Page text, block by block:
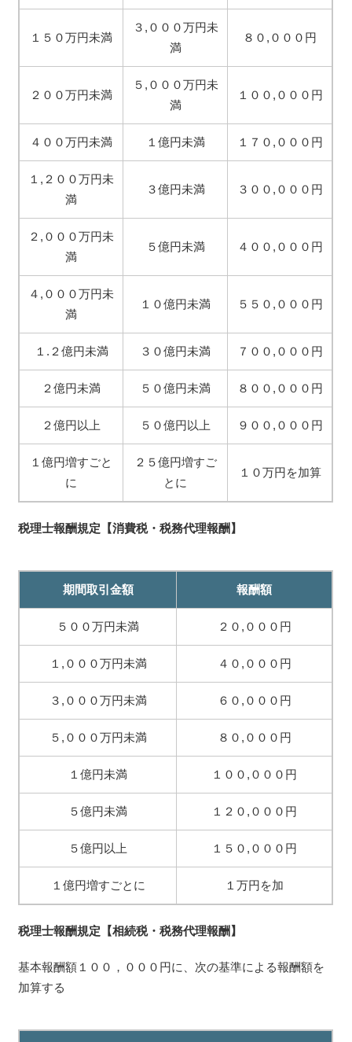
１５０万円未満
３,０００万円未
満
８０,０００円
２００万円未満
５,０００万円未
満
１００,０００円
４００万円未満 １億円未満 １７０,０００円
１,２００万円未
満
３億円未満 ３００,０００円
２,０００万円未
満
５億円未満 ４００,０００円
４,０００万円未
満
１０億円未満 ５５０,０００円
１.２億円未満 ３０億円未満 ７００,０００円
２億円未満 ５０億円未満 ８００,０００円
２億円以上 ５０億円以上 ９００,０００円
１億円増すごと
に
２５億円増すご
とに
１０万円を加算
税理士報酬規定【消費税・税務代理報酬】
期間取引金額 報酬額
５００万円未満 ２０,０００円
１,０００万円未満 ４０,０００円
３,０００万円未満 ６０,０００円
５,０００万円未満 ８０,０００円
１億円未満 １００,０００円
５億円未満 １２０,０００円
５億円以上 １５０,０００円
１億円増すごとに １万円を加
税理士報酬規定【相続税・税務代理報酬】
基本報酬額１００，０００円に、次の基準による報酬額を
加算する